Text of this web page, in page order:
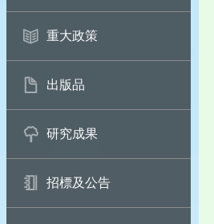
重大政策
出版品
研究成果
招標及公告